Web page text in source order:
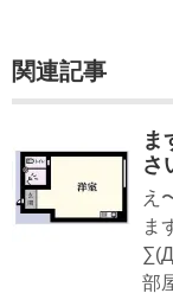
関連記事
ま
さ
え
ま
部